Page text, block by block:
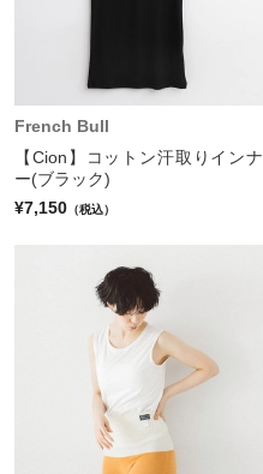
French Bull
【Cion】コットン汗取りインナ
ー(ブラック)
¥7,150 （税込）